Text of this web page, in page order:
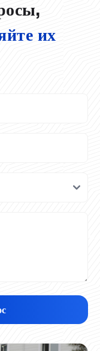
их